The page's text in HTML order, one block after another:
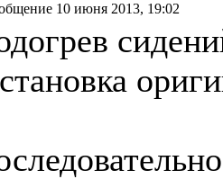
10 июня 2013, 19:02